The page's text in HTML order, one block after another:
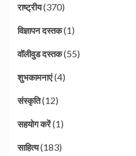
राष्ट्रीय(370)
विज्ञापन दस्तक(1)
वॉलीवुड दस्तक(55)
शुभकामनाएं(4)
संस्कृति(12)
सहयोग करें(1)
साहित्य(183)